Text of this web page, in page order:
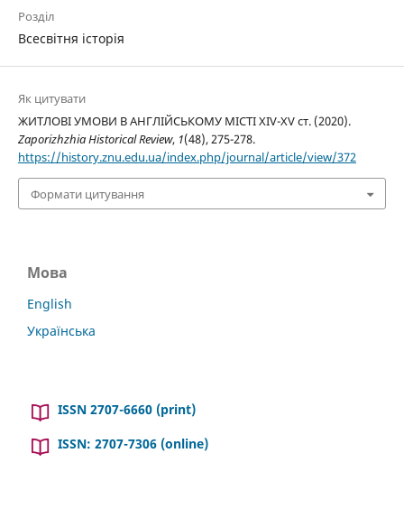
Розділ
Всесвітня історія
Як цитувати
ЖИТЛОВІ УМОВИ В АНГЛІЙСЬКОМУ МІСТІ XIV-XV ст. (2020).
Zaporizhzhia Historical Review, 1(48), 275-278.
https://history.znu.edu.ua/index.php/journal/article/view/372
Формати цитування
Мова
English
Українська
ISSN 2707-6660 (print)
ISSN: 2707-7306 (online)